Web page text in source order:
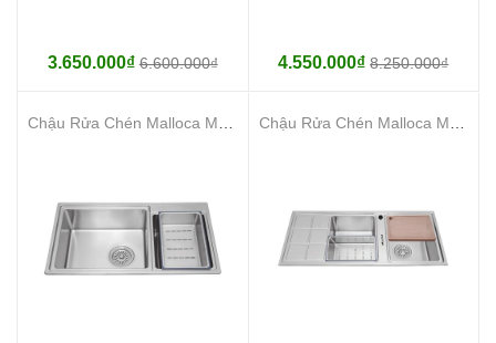
3.650.000₫6.600.000₫ 4.550.000₫8.250.000₫